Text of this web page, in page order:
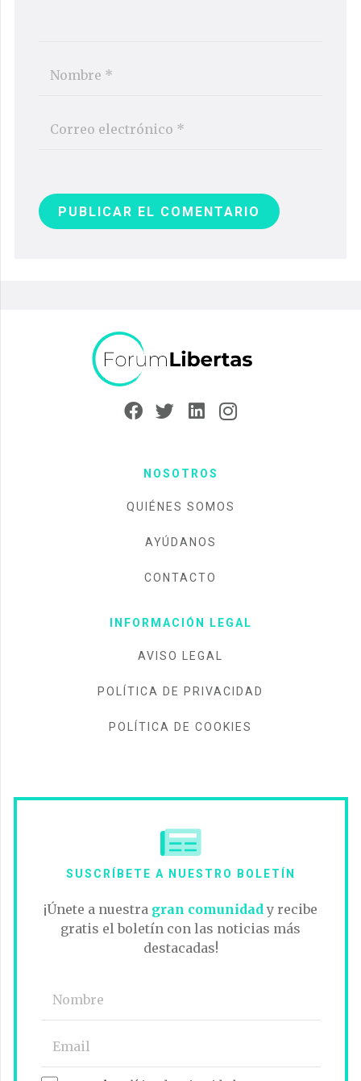
PUBLICAR EL COMENTARIO
NOSOTROS
QUIÉNES SOMOS
AYÚDANOS
CONTACTO
INFORMACIÓN LEGAL
AVISO LEGAL
POLÍTICA DE PRIVACIDAD
POLÍTICA DE COOKIES
SUSCRÍBETE A NUESTRO BOLETÍN
¡Únete a nuestra gran comunidad y recibe
gratis el boletín con las noticias más
destacadas!